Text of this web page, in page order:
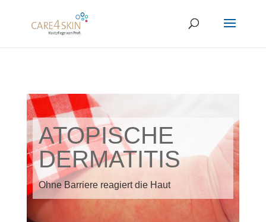
ATOPISCHE
DERMATITIS
Ohne Barriere reagiert die Haut